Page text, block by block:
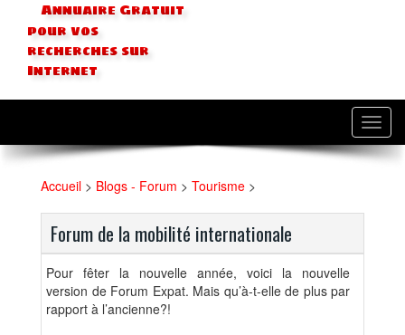
Annuaire Gratuit
pour vos
recherches sur
Internet
Accueil > Blogs - Forum > Tourisme >
Forum de la mobilité internationale
Pour fêter la nouvelle année, voici la nouvelle
version de Forum Expat. Mais qu’à-t-elle de plus par
rapport à l’ancienne?!